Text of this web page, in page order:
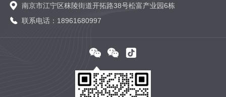
南京市江宁区秣陵街道开拓路38号松富产业园6栋
联系电话：18961680997